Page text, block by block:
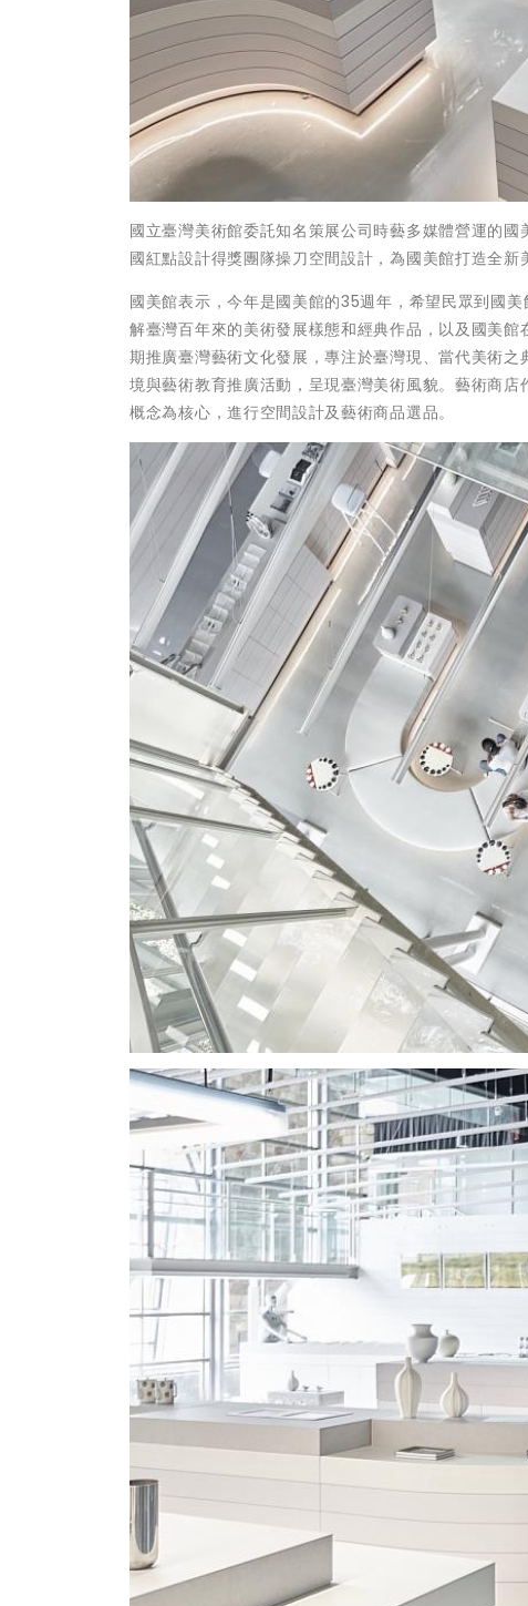
國立臺灣美術館委託知名策展公司時藝多媒體營運的
國紅點設計得獎團隊操刀空間設計，為國美館打造全新
國美館表示，今年是國美館的35週年，希望民眾到國
解臺灣百年來的美術發展樣態和經典作品，以及國美
期推廣臺灣藝術文化發展，專注於臺灣現、當代美術
境與藝術教育推廣活動，呈現臺灣美術風貌。藝術商
概念為核心，進行空間設計及藝術商品選品。